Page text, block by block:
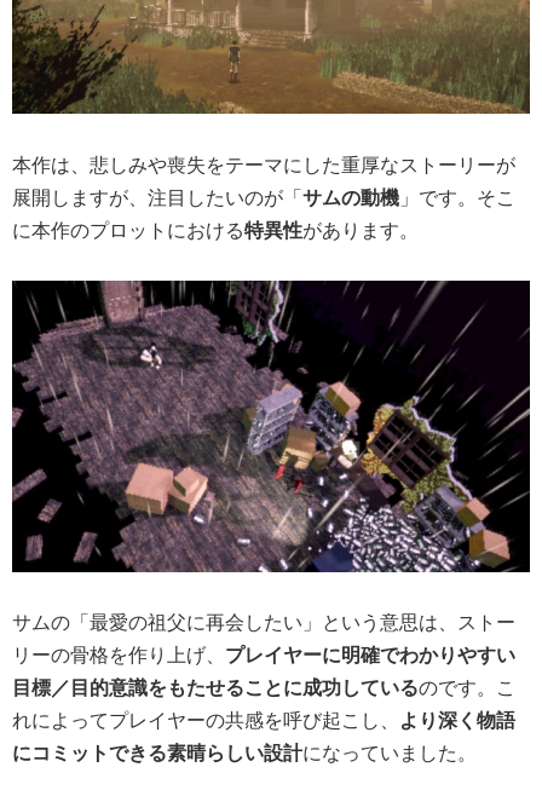
本作は、悲しみや喪失をテーマにした重厚なストーリーが
展開しますが、注目したいのが「サムの動機 」です。そこ
に本作のプロットにおける特異性があります。
サムの「最愛の祖父に再会したい」という意思は、ストー
リーの骨格を作り上げ、 プレイヤーに明確でわかりやすい
目標／目的意識をもたせることに成功しているのです。こ
れによってプレイヤーの共感を呼び起こし、 より深く物語
にコミットできる素晴らしい設計になっていました。